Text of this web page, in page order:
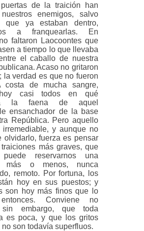
de la traición han
enemigos, salvo
que ya estaban dentro,
a franquearlas. En
faltaron Laocoontes que
a tiempo lo que llevaba
el caballo de nuestra
Acaso no gritaron
la verdad es que no fueron
costa de mucha sangre,
casi todos en qué
la faena de aquel
ensanchador de la base
República. Pero aquello
y aunque no
olvidarlo, fuerza es pensar
más graves, que
puede reservarnos una
más o menos, nunca
remoto. Por fortuna, los
hoy en sus puestos; y
son hoy más finos que lo
Conviene no
sin embargo, que toda
es poca, y que los gritos
no son todavía superfluos.